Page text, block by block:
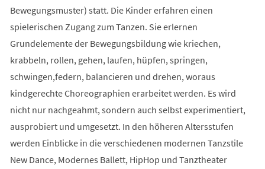
Bewegungsmuster) statt. Die Kinder erfahren einen
spielerischen Zugang zum Tanzen. Sie erlernen
Grundelemente der Bewegungsbildung wie kriechen,
krabbeln, rollen, gehen, laufen, hüpfen, springen,
schwingen,federn, balancieren und drehen, woraus
kindgerechte Choreographien erarbeitet werden. Es wird
nicht nur nachgeahmt, sondern auch selbst experimentiert,
ausprobiert und umgesetzt. In den höheren Altersstufen
werden Einblicke in die verschiedenen modernen Tanzstile
New Dance, Modernes Ballett, HipHop und Tanztheater